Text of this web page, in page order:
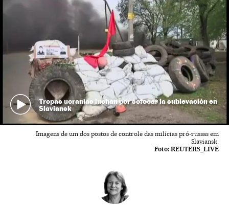
Tropas ucranias luchan por sofocar la sublevación en
Slaviansk
Imagens de um dos postos de controle das milícias pró-russas em
Slaviansk.
Foto: REUTERS_LIVE